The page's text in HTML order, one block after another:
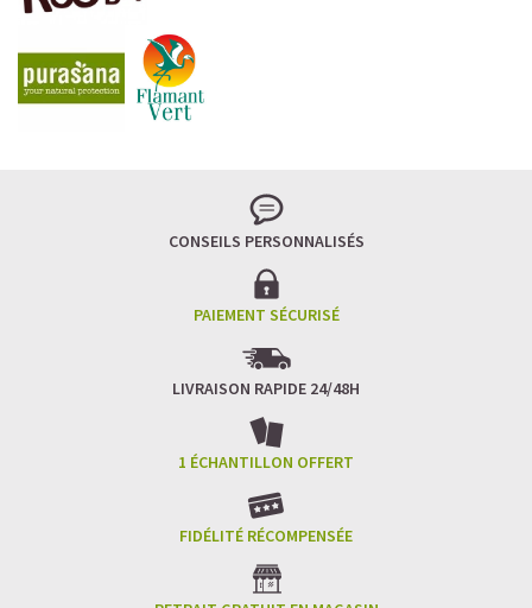
LE PLAISIR D’UN DESSERT GLACÉ, SANS LE SUCRE EN
TROP
Imaginez un caramel fondant qui se mêle à un café
frappé crémeux, sans sucre raffiné et boosté en
réconcilie dessert glacé et nutrition.
fringale. Pour les gourmands qui veulent se faire plaisir
sans sacrifier leurs objectifs.
Café frappé au Caramel Protéiné
CONSEILS PERSONNALISÉS
PAIEMENT SÉCURISÉ
LIVRAISON RAPIDE 24/48H
1 ÉCHANTILLON OFFERT
FIDÉLITÉ RÉCOMPENSÉE